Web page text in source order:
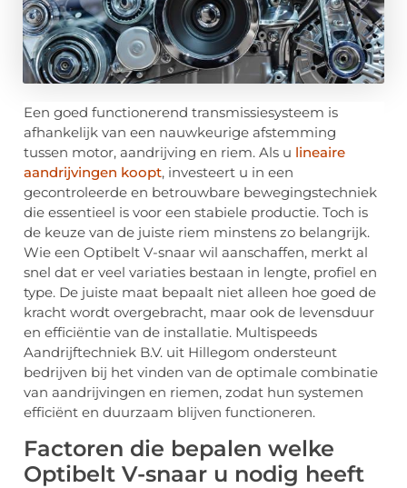
Een goed functionerend transmissiesysteem is
afhankelijk van een nauwkeurige afstemming
tussen motor, aandrijving en riem. Als u lineaire
aandrijvingen koopt, investeert u in een
gecontroleerde en betrouwbare bewegingstechniek
die essentieel is voor een stabiele productie. Toch is
de keuze van de juiste riem minstens zo belangrijk.
Wie een Optibelt V-snaar wil aanschaffen, merkt al
snel dat er veel variaties bestaan in lengte, profiel en
type. De juiste maat bepaalt niet alleen hoe goed de
kracht wordt overgebracht, maar ook de levensduur
en efficiëntie van de installatie. Multispeeds
Aandrijftechniek B.V. uit Hillegom ondersteunt
bedrijven bij het vinden van de optimale combinatie
van aandrijvingen en riemen, zodat hun systemen
efficiënt en duurzaam blijven functioneren.
Factoren die bepalen welke
Optibelt V-snaar u nodig heeft